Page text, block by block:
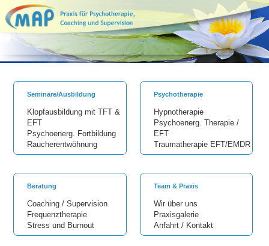
Seminare/Ausbildung
Klopfausbildung mit TFT &
EFT
Psychoenerg. Fortbildung
Raucherentwöhnung
Psychotherapie
Hypnotherapie
Psychoenerg. Therapie /
EFT
Traumatherapie EFT/EMDR
Beratung
Coaching / Supervision
Frequenztherapie
Stress und Burnout
Team & Praxis
Wir über uns
Praxisgalerie
Anfahrt / Kontakt